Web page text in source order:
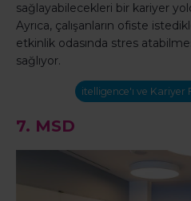
sağlayabilecekleri bir kariyer
Ayrıca, çalışanların ofiste
etkinlik odasında stres
sağlıyor.
itelligence'ı ve Kariyer
7. MSD